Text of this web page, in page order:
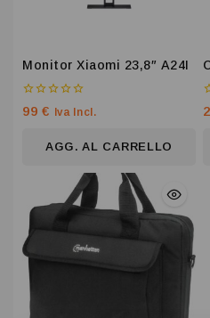
Monitor Xiaomi 23,8″ A24I
0
su
99€ Iva Incl.
AGG. AL CARRELLO
0